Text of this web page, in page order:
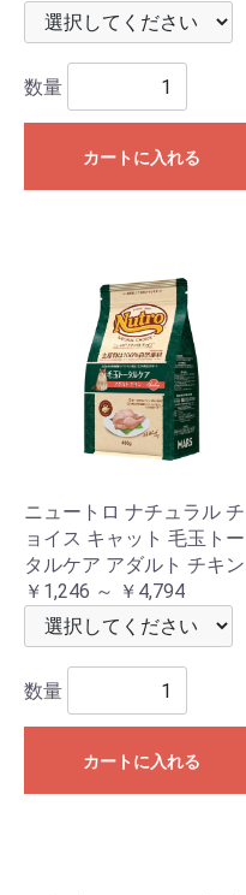
数量
カートに入れる
ニュートロ ナチュラル チ
ョイス キャット 毛玉トー
タルケア アダルト チキン
￥1,246 ～ ￥4,794
数量
カートに入れる